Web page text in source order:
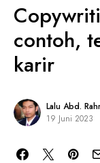
contoh,
karir
Lalu Abd.
19 Juni 2023